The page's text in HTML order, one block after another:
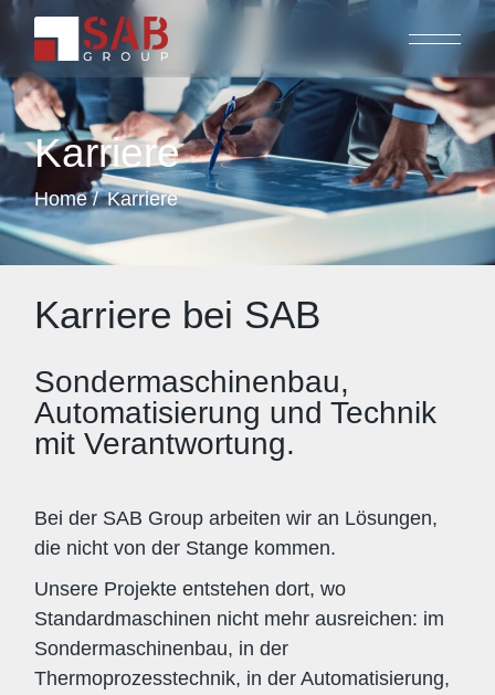
Karriere
Home Karriere
Karriere bei SAB
Sondermaschinenbau,
Automatisierung und Technik
mit Verantwortung.
Bei der SAB Group arbeiten wir an Lösungen,
die nicht von der Stange kommen.
Unsere Projekte entstehen dort, wo
Standardmaschinen nicht mehr ausreichen: im
Sondermaschinenbau, in der
Thermoprozesstechnik, in der Automatisierung,